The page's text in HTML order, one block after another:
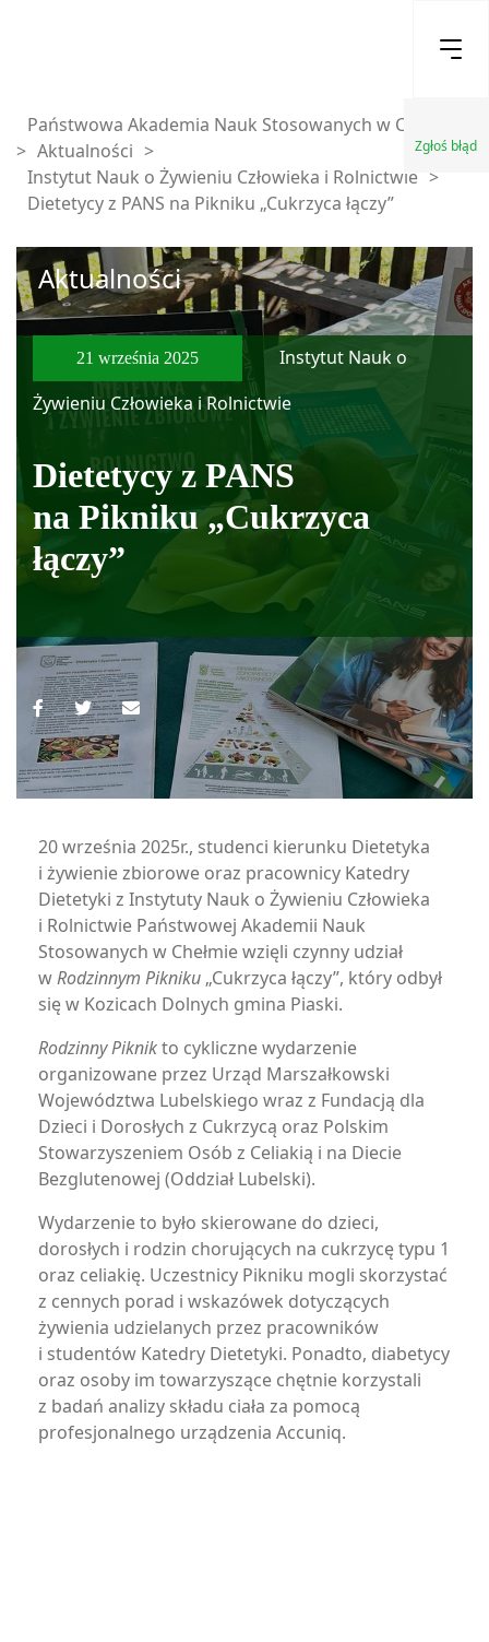
Zgłoś błąd
Państwowa Akademia Nauk Stosowanych w Chełmie
> Aktualności >
Instytut Nauk o Żywieniu Człowieka i Rolnictwie >
Dietetycy z PANS na Pikniku „Cukrzyca łączy”
Aktualności
21 września 2025
Instytut Nauk o
Żywieniu Człowieka i Rolnictwie
Dietetycy z PANS
na Pikniku „Cukrzyca
łączy”
20 września 2025r., studenci kierunku Dietetyka
i żywienie zbiorowe oraz pracownicy Katedry
Dietetyki z Instytuty Nauk o Żywieniu Człowieka
i Rolnictwie Państwowej Akademii Nauk
Stosowanych w Chełmie wzięli czynny udział
wRodzinnym Pikniku „Cukrzyca łączy”, który odbył
się w Kozicach Dolnych gmina Piaski.
Rodzinny Piknikto cykliczne wydarzenie
organizowane przez Urząd Marszałkowski
Województwa Lubelskiego wraz z Fundacją dla
Dzieci i Dorosłych z Cukrzycą oraz Polskim
Stowarzyszeniem Osób z Celiakią i na Diecie
Bezglutenowej (Oddział Lubelski).
Wydarzenie to było skierowane do dzieci,
dorosłych i rodzin chorujących na cukrzycę typu 1
oraz celiakię. Uczestnicy Pikniku mogli skorzystać
z cennych porad i wskazówek dotyczących
żywienia udzielanych przez pracowników
i studentów Katedry Dietetyki. Ponadto, diabetycy
oraz osoby im towarzyszące chętnie korzystali
z badań analizy składu ciała za pomocą
profesjonalnego urządzenia Accuniq.